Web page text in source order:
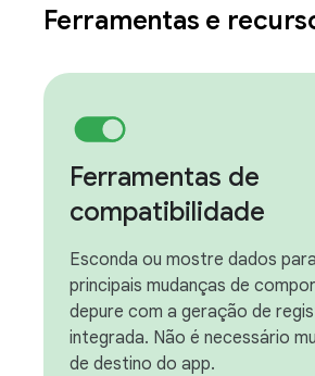
Ferramentas e
Ferramentas de
compatibilidade
Esconda ou mostre dados
principais mudanças de
depure com a geração de
integrada. Não é necessário
de destino do app.